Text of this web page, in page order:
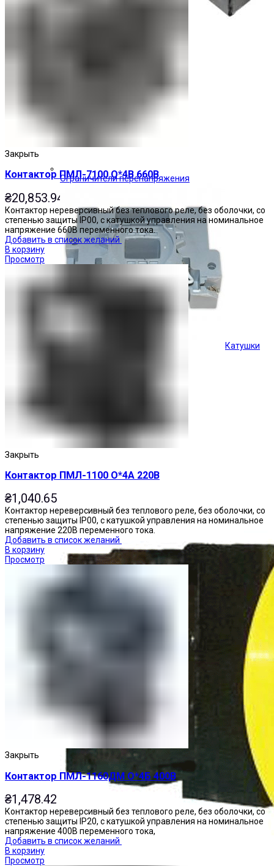
Ограничители перенапряжения
Катушки
Закрыть
Контактор ПМЛ-7100 О*4В 660В
₴20,853.94
Контактор нереверсивный без теплового реле, без оболочки, со
степенью защиты IP00, с катушкой управления на номинальное
напряжение 660В переменного тока.
Добавить в список желаний
В корзину
Просмотр
Закрыть
Контактор ПМЛ-1100 О*4А 220В
₴1,040.65
Контактор нереверсивный без теплового реле, без оболочки, со
степенью защиты IP00, с катушкой управления на номинальное
напряжение 220В переменного тока.
Добавить в список желаний
В корзину
Просмотр
Закрыть
Контактор ПМЛ-1160ДМ О*4Б 400В
₴1,478.42
Контактор нереверсивный без теплового реле, без оболочки, со
степенью защиты IP20, с катушкой управления на номинальное
напряжение 400В переменного тока,
Добавить в список желаний
В корзину
Просмотр